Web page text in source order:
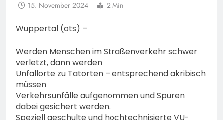
15. November 2024 2 Min
Wuppertal (ots) –
Werden Menschen im Straßenverkehr schwer
verletzt, dann werden
Unfallorte zu Tatorten – entsprechend akribisch
müssen
Verkehrsunfälle aufgenommen und Spuren
dabei gesichert werden.
Speziell geschulte und hochtechnisierte VU-